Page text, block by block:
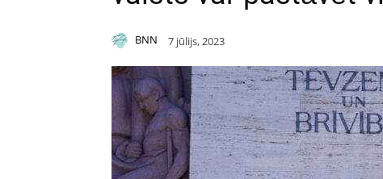
BNN 7 jūlijs, 2023